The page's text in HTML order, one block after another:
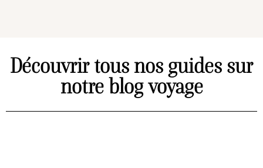
Découvrir tous nos guides sur
notre blog voyage